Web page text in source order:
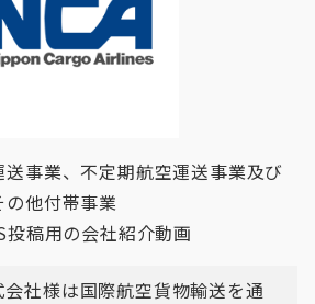
事業、不定期航空運送事業及び
他付帯事業
稿用の会社紹介動画
社様は国際航空貨物輸送を通